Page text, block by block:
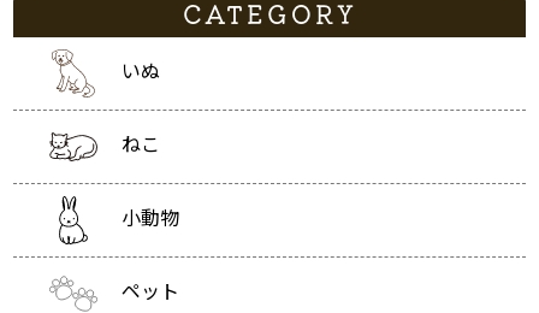
CATEGORY
いぬ
ねこ
小動物
ペット